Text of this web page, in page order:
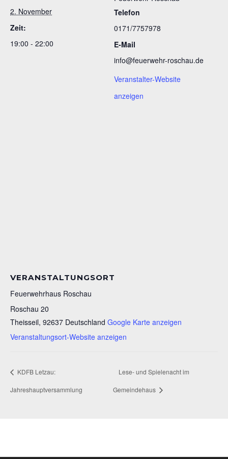
2. November
Zeit:
19:00 - 22:00
Telefon
0171/7757978
E-Mail
info@feuerwehr-roschau.de
Veranstalter-Website
anzeigen
VERANSTALTUNGSORT
Feuerwehrhaus Roschau
Roschau 20
Theisseil, 92637 Deutschland Google Karte anzeigen
Veranstaltungsort-Website anzeigen
KDFB Letzau:
Jahreshauptversammlung
Lese- und Spielenacht im
Gemeindehaus